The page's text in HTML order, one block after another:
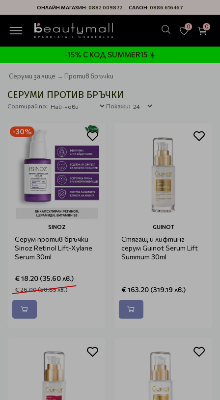
ОНЛАЙН МАГАЗИН: 0882 009872 САЛОН: 0886 616467
0 0
-15% С КОД SUMMER15 ☀️
Серуми за лице Против бръчки
СЕРУМИ ПРОТИВ БРЪЧКИ
Сортирай по: Покажи:
-30%
SINOZ
Серум против бръчки
Sinoz Retinol Lift-Xylane
Serum 30ml
€ 18.20 (35.60 лв.)
€ 26.00 (50.85 лв.)
GUINOT
Стягащ и лифтинг
серум Guinot Serum Lift
Summum 30ml
€ 163.20 (319.19 лв.)